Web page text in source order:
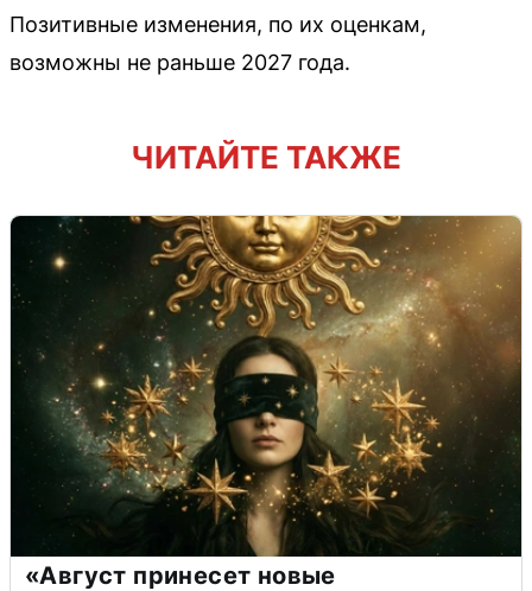
Позитивные изменения, по их оценкам,
возможны не раньше 2027 года.
ЧИТАЙТЕ ТАКЖЕ
«Август принесет новые